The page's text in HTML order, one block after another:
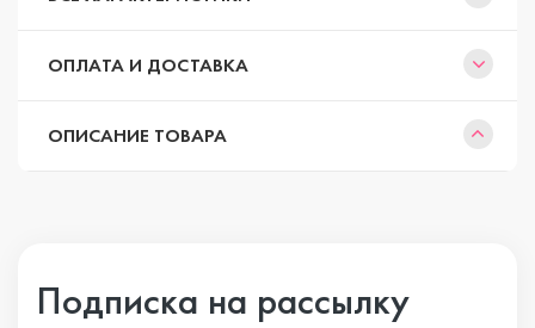
ОПЛАТА И ДОСТАВКА
ОПИСАНИЕ ТОВАРА
Подписка на рассылку